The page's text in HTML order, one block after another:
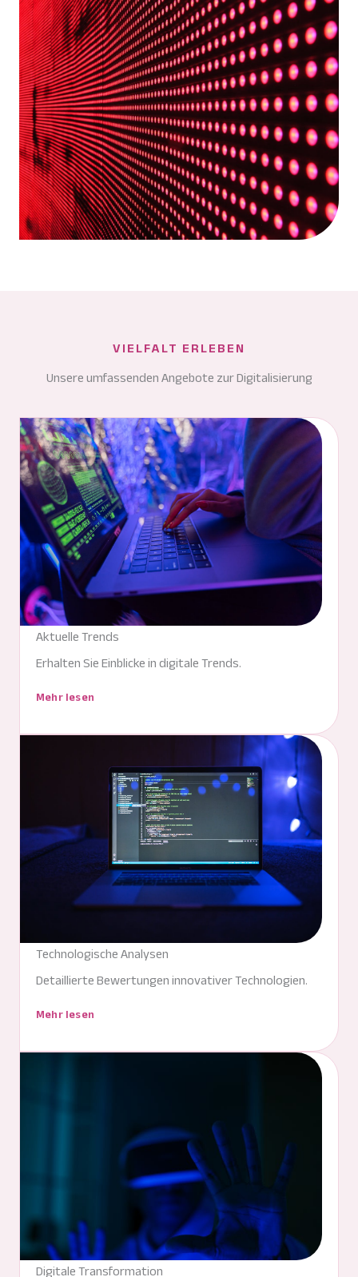
VIELFALT ERLEBEN
Unsere umfassenden Angebote zur Digitalisierung
Aktuelle Trends
Erhalten Sie Einblicke in digitale Trends.
Mehr lesen
Technologische Analysen
Detaillierte Bewertungen innovativer Technologien.
Mehr lesen
Digitale Transformation